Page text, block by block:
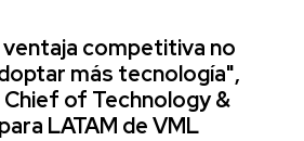
ventaja competitiva no
más tecnología",
Chief of Technology &
LATAM de VML